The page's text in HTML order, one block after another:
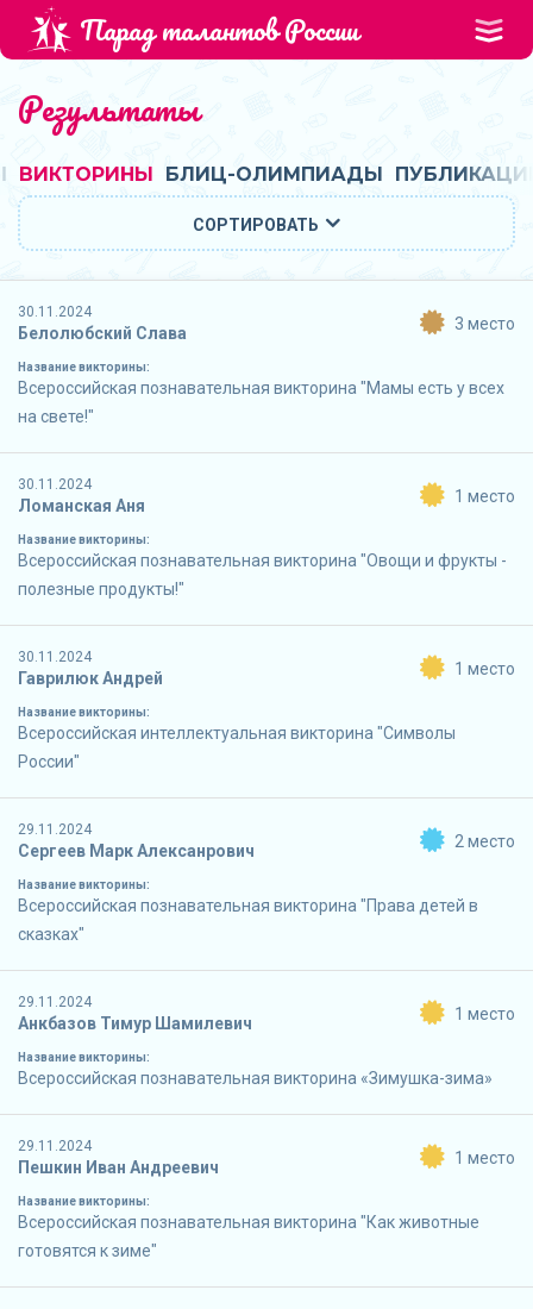
Парад талантов России
Результаты
ВИКТОРИНЫ БЛИЦ-ОЛИМПИАДЫ
СОРТИРОВАТЬ
30.11.2024
Белолюбский Слава
Название викторины:
Всероссийская познавательная викторина "Мамы есть у всех
на свете!"
3 место
30.11.2024
Ломанская Аня
Название викторины:
Всероссийская познавательная викторина "Овощи и фрукты -
полезные продукты!"
1 место
30.11.2024
Гаврилюк Андрей
Название викторины:
Всероссийская интеллектуальная викторина "Символы
России"
1 место
29.11.2024
Сергеев Марк Алексанрович
Название викторины:
Всероссийская познавательная викторина "Права детей в
сказках"
2 место
29.11.2024
Анкбазов Тимур Шамилевич
Название викторины:
Всероссийская познавательная викторина «Зимушка-зима»
1 место
29.11.2024
Пешкин Иван Андреевич
Название викторины:
Всероссийская познавательная викторина "Как животные
готовятся к зиме"
1 место